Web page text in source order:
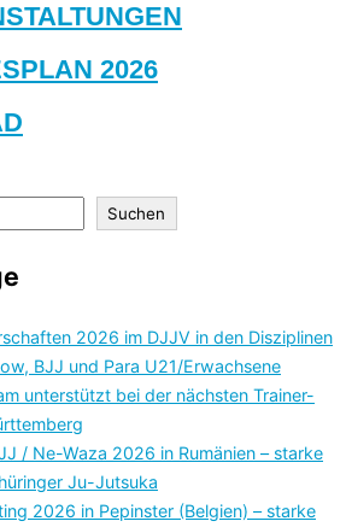
2026
Suchen
2026 im DJJV in den Disziplinen
BJJ und Para U21/Erwachsene
unterstützt bei der nächsten Trainer-
/ Ne-Waza 2026 in Rumänien – starke
Ju-Jutsuka
2026 in Pepinster (Belgien) – starke